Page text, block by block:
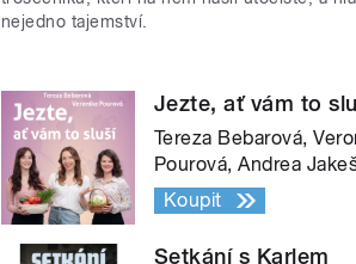
nejedno tajemství.
Jezte, ať vám to
Tereza Bebarová,
Pourová, Andrea
Koupit
Setkání s Karlem